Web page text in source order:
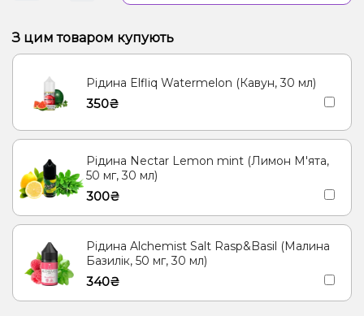
З цим товаром купують
Рідина Elfliq Watermelon (Кавун, 30 мл)
350₴
Рідина Nectar Lemon mint (Лимон М'ята,
50 мг, 30 мл)
300₴
Рідина Alchemist Salt Rasp&Basil (Малина
Базилік, 50 мг, 30 мл)
340₴